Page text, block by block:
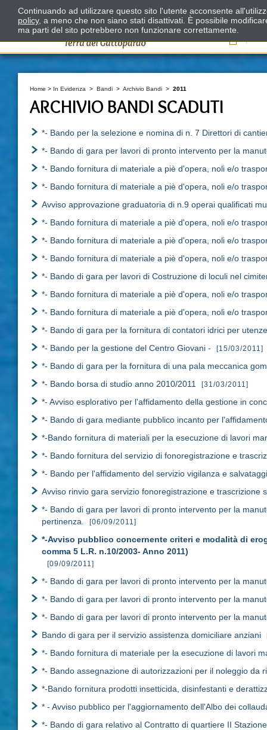
Il
Home > In Evidenza > Bandi > Archivio Bandi > 2011
ARCHIVIO BANDI SCADUTI
*- Bando per la selezione e nomina di n. 7 Direttori di
*- Bando di gara per lavori di pronto intervento per la
*- Bando fornitura di materiale a piè d'opera, noli e/o
*- Bando fornitura di materiale a piè d'opera, noli e/o
Avviso approvazione graduatoria di n.9 operai qualificati
*- Bando fornitura di materiale a piè d'opera, noli e/o
*- Bando fornitura di materiale a piè d'opera, noli e/o
*- Bando fornitura di materiale a piè d'opera, noli e/o
*- Bando di gara per lavori di Costruzione di loculi nel
*- Bando fornitura di materiale a piè d'opera, noli e/o
*- Bando fornitura di materiale a piè d'opera, noli e/o
*- Bando di gara per la fornitura di contatori idrici per utenze
*- Bando per la gestione del Centro Giovani -
[15/03/2011]
*- Bando di gara per la fornitura di una pala meccanica
*- Bando borsa di studio anno 2010/2011
[31/03/2011]
*- Avviso esplorativo per l'affidamento della gestione in
*- Bando di gara mediante pubblico incanto per
*-Bando fornitura di materiali per la esecuzione di lavori
*- Bando fornitura del servizio di fonoregistrazione e
*- Bando per l'affidamento del servizio vigilanza e
Avviso rinvio gara servizio fonoregistrazione e trascrizione
*- Bando di gara per lavori di pronto intervento per la
pertinenza.
[06/09/2011]
*-Avviso pubblico concernente criteri e modalità di
comma 5 L.R. n.10/2003- Anno 2011)
[09/09/2011]
*- Bando di gara per lavori di pronto intervento per la
*- Bando di gara per lavori di pronto intervento per la
*- Bando di gara per lavori di pronto intervento per la
Bando di gara per il servizio assistenza domiciliare anziani
*- Bando fornitura di materiale per la esecuzione di lavori
*- Bando assegnazione di autorizzazioni per il noleggio da
*-Bando fornitura prodotti insetticida, disinfestanti e
* - Avviso pubblico per l'aggiornamento dell'Albo dei
*- Bando di gara relativo al Contratto di quartiere II
Continuando ad utilizzare questo sito l'utente acconsente
policy, a meno che non siano stati disattivati. È possibile
ma parti del sito potrebbero non funzionare correttamente.